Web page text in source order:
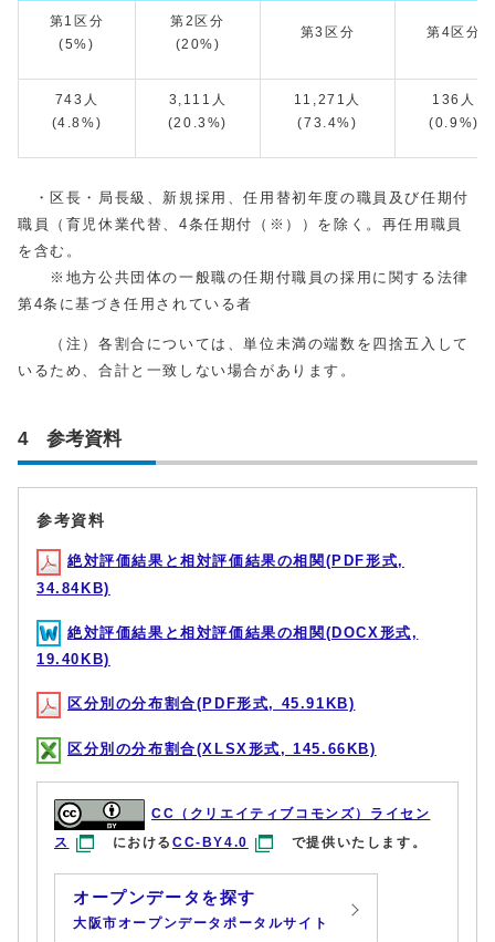
第1区分
(5%)
第2区分
(20%)
第3区分 第4区分
743人
(4.8%)
3,111人
(20.3%)
11,271人
(73.4%)
136人
(0.9%)
・区長・局長級、新規採用、任用替初年度の職員及び任期付
職員（育児休業代替、4条任期付（※））を除く。再任用職員
を含む。
※地方公共団体の一般職の任期付職員の採用に関する法律
第4条に基づき任用されている者
（注）各割合については、単位未満の端数を四捨五入して
いるため、合計と一致しない場合があります。
4 参考資料
参考資料
絶対評価結果と相対評価結果の相関(PDF形式,
34.84KB)
絶対評価結果と相対評価結果の相関(DOCX形式,
19.40KB)
区分別の分布割合(PDF形式, 45.91KB)
区分別の分布割合(XLSX形式, 145.66KB)
CC（クリエイティブコモンズ）ライセン
ス
におけるCC-BY4.0 で提供いたします。
オープンデータを探す
大阪市オープンデータポータルサイト